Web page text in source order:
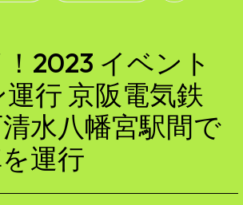
2023 イベント
行 京阪電気鉄
水八幡宮駅間で
運行